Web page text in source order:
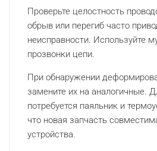
Проверьте целостность
обрыв или перегиб часто
неисправности. Используйте
прозвонки цепи.
При обнаружении
замените их на аналогичные.
потребуется паяльник и
что новая запчасть
устройства.